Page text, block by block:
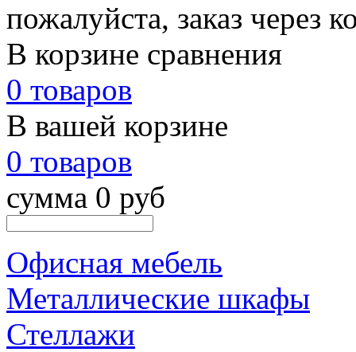
пожалуйста, заказ через
В корзине сравнения
0 товаров
В вашей корзине
0 товаров
сумма 0 руб
Офисная мебель
Металлические шкафы
Стеллажи